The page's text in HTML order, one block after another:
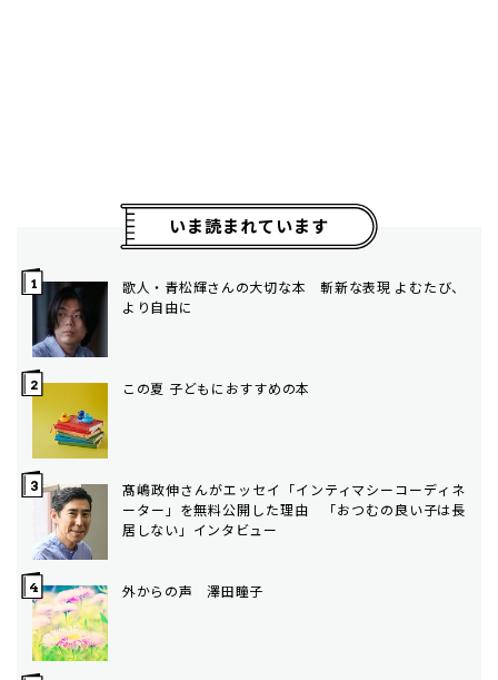
いま読まれています
歌人・青松輝さんの大切な本 斬新な表現 よむたび、
より自由に
この夏 子どもにおすすめの本
髙嶋政伸さんがエッセイ「インティマシーコーディネ
ーター」を無料公開した理由 「おつむの良い子は長
居しない」インタビュー
外からの声 澤田瞳子